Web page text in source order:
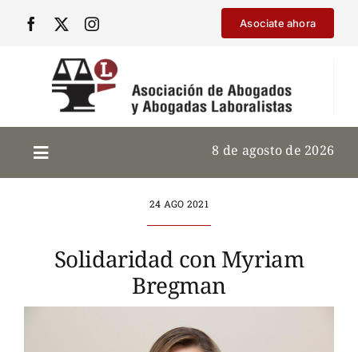
Asociate ahora
8 de agosto de 2026
24 AGO 2021
Solidaridad con Myriam
Bregman